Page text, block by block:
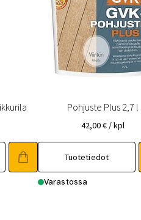
Pohjuste Plus 2,7 l
42,00€ / kpl
Tuotetiedot
Varastossa